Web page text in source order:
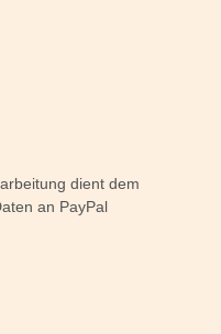
dient dem
an PayPal